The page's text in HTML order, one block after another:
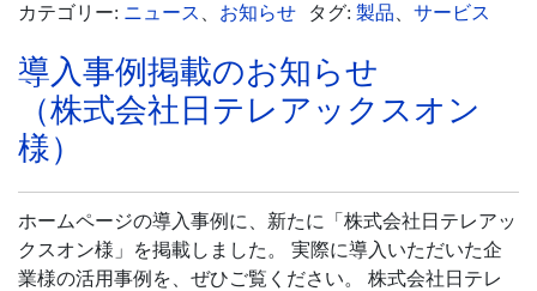
カテゴリー: ニュース お知らせ タグ: 製品 サービス
導入事例掲載のお知らせ
（株式会社日テレアックスオン
様）
ホームページの導入事例に、新たに「株式会社日テレアッ
クスオン様」を掲載しました。 実際に導入いただいた企
業様の活用事例を、ぜひご覧ください。 株式会社日テレ